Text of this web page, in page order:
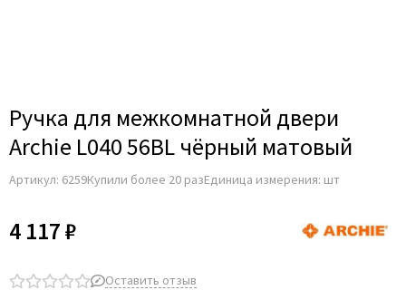
Ручка для межкомнатной двери
Archie L040 56BL чёрный матовый
Артикул: 6259Купили более 20 разЕдиница измерения: шт
4 117 ₽
Оставить отзыв